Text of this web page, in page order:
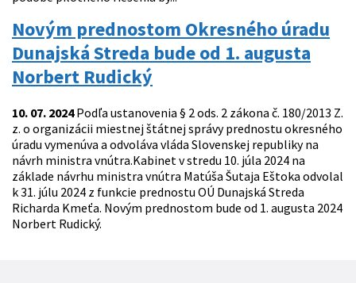
Novým prednostom Okresného úradu
Dunajská Streda bude od 1. augusta
Norbert Rudický
10. 07. 2024Podľa ustanovenia § 2 ods. 2 zákona č. 180/2013 Z.
z. o organizácii miestnej štátnej správy prednostu okresného
úradu vymenúva a odvoláva vláda Slovenskej republiky na
návrh ministra vnútra.Kabinet v stredu 10. júla 2024 na
základe návrhu ministra vnútra Matúša Šutaja Eštoka odvolal
k 31. júlu 2024 z funkcie prednostu OÚ Dunajská Streda
Richarda Kmeťa. Novým prednostom bude od 1. augusta 2024
Norbert Rudický.